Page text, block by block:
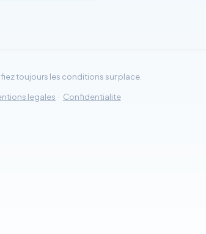
toujours les conditions sur place.
legales · Confidentialite